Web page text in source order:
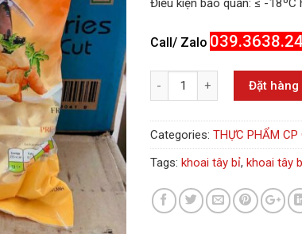
Điều kiện bảo quản: ≤ -18ºC
Call/ Zalo
Đặt hàng
Categories: THỰC PHẨM CP
Tags: khoai tây bỉ, khoai tây